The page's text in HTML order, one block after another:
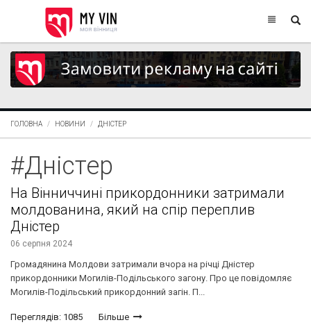
ГОЛОВНА НОВИНИ ДНІСТЕР
#Дністер
На Вінниччині прикордонники затримали
молдованина, який на спір переплив
Дністер
06 серпня 2024
Громадянина Молдови затримали вчора на річці Дністер
прикордонники Могилів-Подільського загону. Про це повідомляє
Могилів-Подільський прикордонний загін. П...
Переглядів: 1085 Більше